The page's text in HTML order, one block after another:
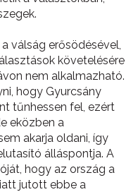
válság erősödésével,
követelésére
nem alkalmazható.
hogy Gyurcsány
tűnhessen fel, ezért
eközben a
akarja oldani, így
álláspontja. A
hogy az ország a
jutott ebbe a